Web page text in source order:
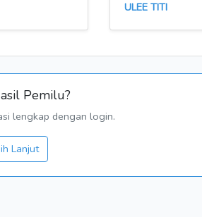
ULEE TITI
Pemilu?
lengkap dengan login.
Lanjut